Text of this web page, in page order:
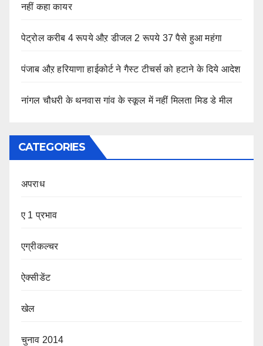
नहीं कहा कायर
पेट्रोल करीब 4 रूपये औऱ डीजल 2 रूपये 37 पैसे हुआ महंगा
पंजाब औऱ हरियाणा हाईकोर्ट ने गैस्ट टीचर्स को हटाने के दिये आदेश
नांगल चौधरी के थनवास गांव के स्कूल में नहीं मिलता मिड डे मील
CATEGORIES
अपराध
ए 1 प्रभाव
एग्रीकल्चर
ऐक्सीडेंट
खेल
चुनाव 2014